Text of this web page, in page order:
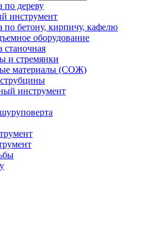
по дереву
инструмент
по бетону, кирпичу, кафелю
оборудование
станочная
и стремянки
материалы (СОЖ)
инструмент